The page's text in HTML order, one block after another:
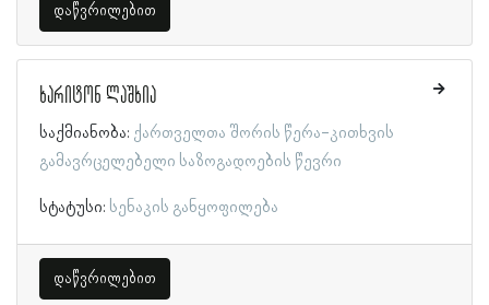
დაწვრილებით
ხარიტონ ლაშხია
საქმიანობა: ქართველთა შორის წერა-კითხვის
გამავრცელებელი საზოგადოების წევრი
სტატუსი: სენაკის განყოფილება
დაწვრილებით